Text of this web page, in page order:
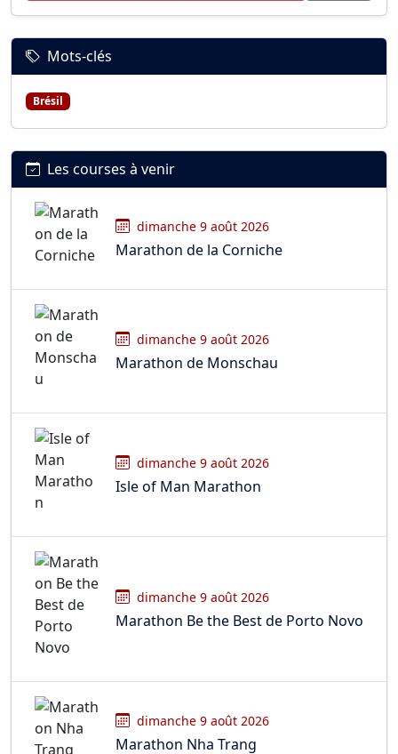
Mots-clés
Brésil
Les courses à venir
dimanche 9 août 2026
Marathon de la Corniche
dimanche 9 août 2026
Marathon de Monschau
dimanche 9 août 2026
Isle of Man Marathon
dimanche 9 août 2026
Marathon Be the Best de Porto Novo
dimanche 9 août 2026
Marathon Nha Trang